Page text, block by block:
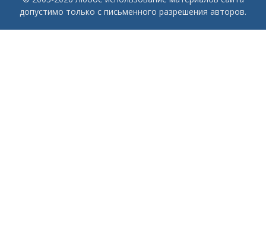
допустимо только с письменного разрешения авторов.